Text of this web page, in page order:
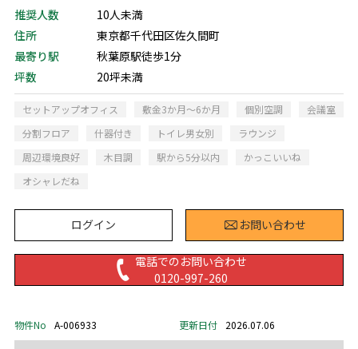
推奨人数
10人未満
住所
東京都千代田区佐久間町
最寄り駅
秋葉原駅徒歩1分
坪数
20坪未満
セットアップオフィス 敷金3か月～6か月 個別空調
会議室
分割フロア
什器付き トイレ男女別
ラウンジ
周辺環境良好
木目調 駅から5分以内
かっこいいね
オシャレだね
ログイン お問い合わせ
電話でのお問い合わせ
0120-997-260
物件No A-006933 更新日付 2026.07.06